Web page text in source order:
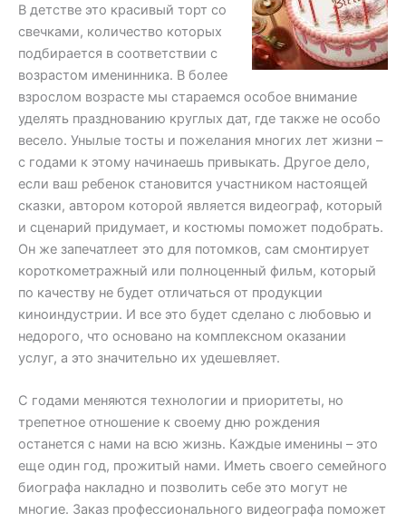
В детстве это красивый торт со
свечками, количество которых
подбирается в соответствии с
возрастом именинника. В более
взрослом возрасте мы стараемся особое внимание
уделять празднованию круглых дат, где также не особо
весело. Унылые тосты и пожелания многих лет жизни –
с годами к этому начинаешь привыкать. Другое дело,
если ваш ребенок становится участником настоящей
сказки, автором которой является видеограф, который
и сценарий придумает, и костюмы поможет подобрать.
Он же запечатлеет это для потомков, сам смонтирует
короткометражный или полноценный фильм, который
по качеству не будет отличаться от продукции
киноиндустрии. И все это будет сделано с любовью и
недорого, что основано на комплексном оказании
услуг, а это значительно их удешевляет.
С годами меняются технологии и приоритеты, но
трепетное отношение к своему дню рождения
останется с нами на всю жизнь. Каждые именины – это
еще один год, прожитый нами. Иметь своего семейного
биографа накладно и позволить себе это могут не
многие. Заказ профессионального видеографа поможет